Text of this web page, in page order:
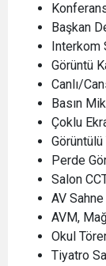
Başkan
Interkom
Görüntü
Canlı/
Basın
Çoklu
Perde
Salon
AV
AVM,
Okul
Tiyatro